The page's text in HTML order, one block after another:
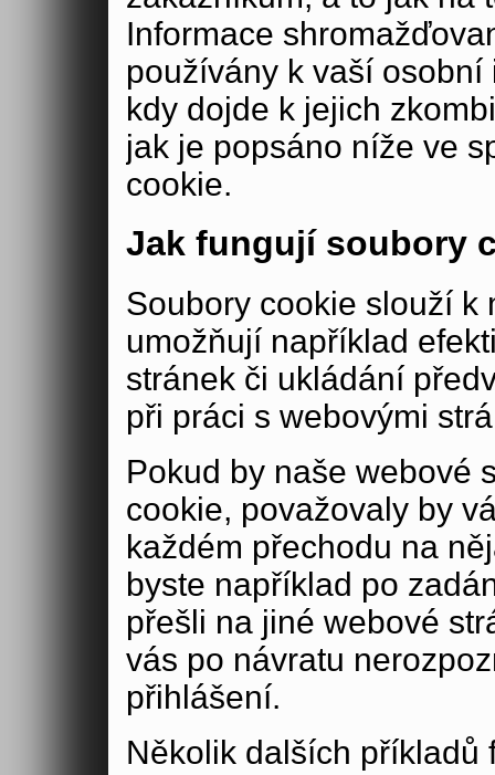
Informace
používány k vaší
kdy dojde k jejich
jak je popsáno níže ve
cookie.
Jak fungují soubory
Soubory cookie slouží k
umožňují například
stránek či ukládání
při práci s webovými
Pokud by naše webové
cookie, považovaly by
každém přechodu na
byste například po
přešli na jiné webové
vás po návratu
přihlášení.
Několik dalších příkladů